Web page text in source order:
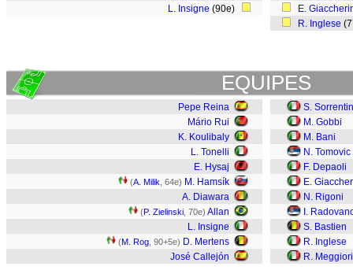
L. Insigne (90e)
E.
R. Inglese
EQUIPES
Pepe Reina
Mário Rui
K. Koulibaly
L. Tonelli
E. Hysaj
(A. Milik , 64e) M. Hamsík
A. Diawara
(P. Zielinski , 70e) Allan
L. Insigne
(M. Rog , 90+5e) D. Mertens
José Callejón
S.
M. Gobbi
M. Bani
N. Tomovic
F. Depaoli
E.
N. Rigoni
I.
S. Bastien
R. Inglese
R.